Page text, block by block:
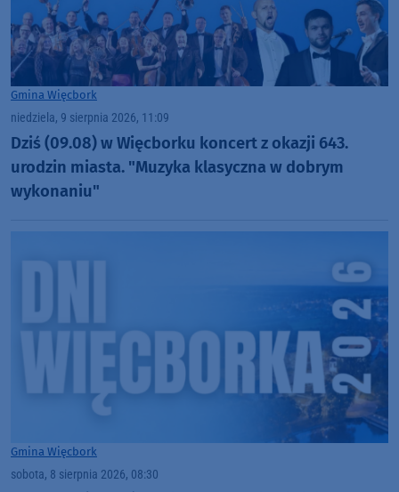
Gmina Więcbork
niedziela, 9 sierpnia 2026, 11:09
Dziś (09.08) w Więcborku koncert z okazji 643.
urodzin miasta. "Muzyka klasyczna w dobrym
wykonaniu"
Gmina Więcbork
sobota, 8 sierpnia 2026, 08:30